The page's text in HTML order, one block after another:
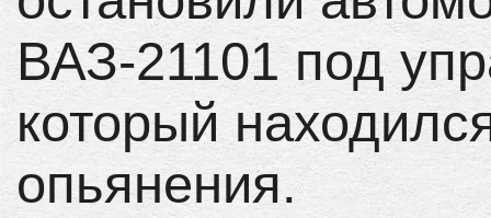
ВАЗ-21101 под
который
опьянения.